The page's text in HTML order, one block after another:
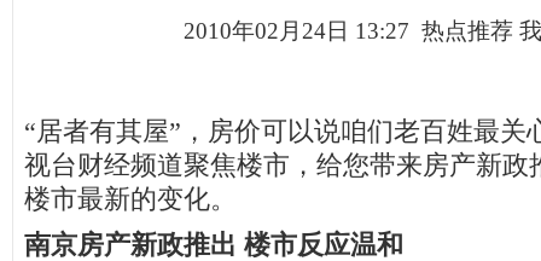
2010年02月24日 13:27 热点推荐
“居者有其屋”，房价可以说咱们老百姓最关
视台财经频道聚焦楼市，给您带来房产新政
楼市最新的变化。
南京房产新政推出 楼市反应温和